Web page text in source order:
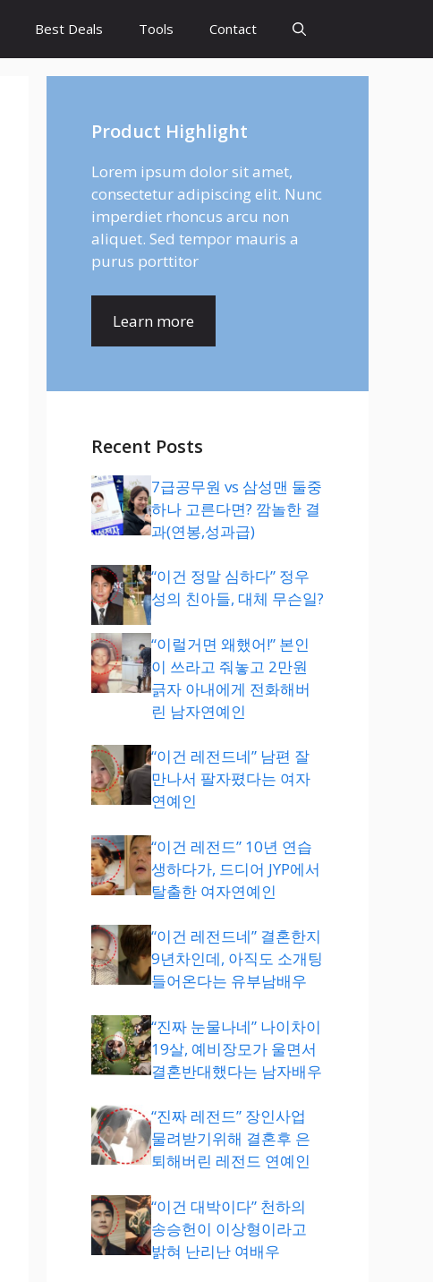
Best Deals Tools Contact
Product Highlight
Lorem ipsum dolor sit amet,
consectetur adipiscing elit. Nunc
imperdiet rhoncus arcu non
aliquet. Sed tempor mauris a
purus porttitor
Learn more
Recent Posts
7급공무원 vs 삼성맨 둘중
하나 고른다면? 깜놀한 결
과(연봉,성과급)
“이건 정말 심하다” 정우
성의 친아들, 대체 무슨일?
“이럴거면 왜했어!” 본인
이 쓰라고 줘놓고 2만원
긁자 아내에게 전화해버
린 남자연예인
“이건 레전드네” 남편 잘
만나서 팔자폈다는 여자
연예인
“이건 레전드” 10년 연습
생하다가, 드디어 JYP에서
탈출한 여자연예인
“이건 레전드네” 결혼한지
9년차인데, 아직도 소개팅
들어온다는 유부남배우
“진짜 눈물나네” 나이차이
19살, 예비장모가 울면서
결혼반대했다는 남자배우
“진짜 레전드” 장인사업
물려받기위해 결혼후 은
퇴해버린 레전드 연예인
“이건 대박이다” 천하의
송승헌이 이상형이라고
밝혀 난리난 여배우